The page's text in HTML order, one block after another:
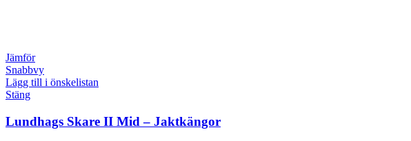
Jämför
Snabbvy
Lägg till i önskelistan
Stäng
Lundhags Skare II Mid – Jaktkängor